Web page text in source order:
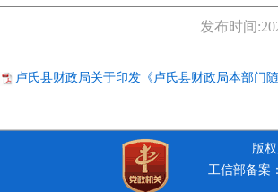
发布时间:
卢氏县财政局关于印发《卢氏县财政局本部门
版
工信部备案